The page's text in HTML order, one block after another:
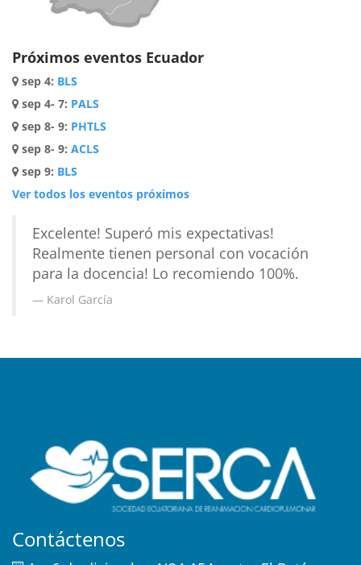
Próximos eventos Ecuador
sep 4: BLS
sep 4- 7: PALS
sep 8- 9: PHTLS
sep 8- 9: ACLS
sep 9: BLS
Ver todos los eventos próximos
Excelente! Superó mis expectativas!
Realmente tienen personal con vocación
para la docencia! Lo recomiendo 100%.
Karol García
Contáctenos